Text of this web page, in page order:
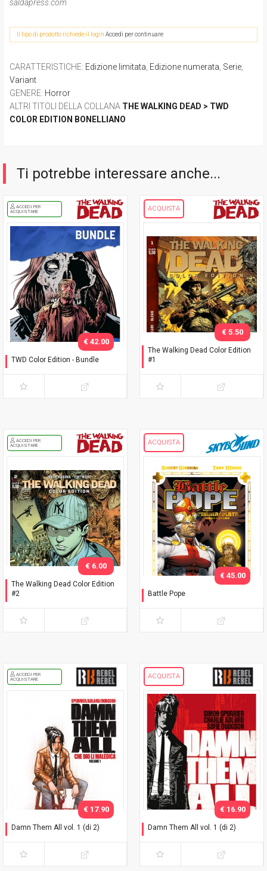
saldapress.com
Il tipo di prodotto richiede il login Accedi per continuare
CARATTERISTICHE: Edizione limitata Edizione numerata Serie
Variant
GENERE: Horror
ALTRI TITOLI DELLA COLLANA THE WALKING DEAD > TWD
COLOR EDITION BONELLIANO
Ti potrebbe interessare anche...
ACCEDI PER
ACQUISTARE
TWD Color Edition - Bundle
€ 42.00
ACQUISTA
The Walking Dead Color Edition
#1
€ 5.50
ACCEDI PER
ACQUISTARE
The Walking Dead Color Edition
#2
€ 6.00
ACQUISTA
Battle Pope
€ 45.00
ACCEDI PER
ACQUISTARE
Damn Them All vol. 1 (di 2)
€ 17.90
ACQUISTA
Damn Them All vol. 1 (di 2)
€ 16.90